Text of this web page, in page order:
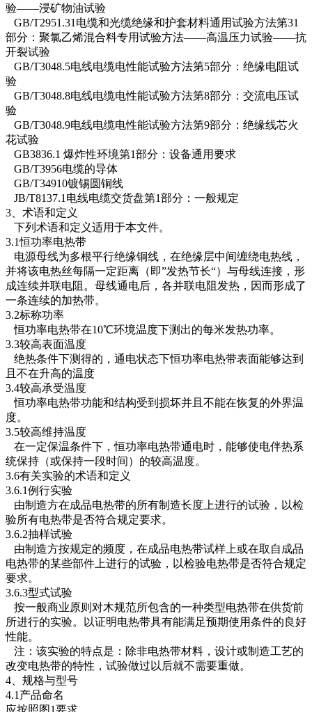
验——浸矿物油试验
GB/T2951.31电缆和光缆绝缘和护套材料通用试验方法第31
部分：聚氯乙烯混合料专用试验方法——高温压力试验——抗
开裂试验
GB/T3048.5电线电缆电性能试验方法第5部分：绝缘电阻试
验
GB/T3048.8电线电缆电性能试验方法第8部分：交流电压试
验
GB/T3048.9电线电缆电性能试验方法第9部分：绝缘线芯火
花试验
GB3836.1 爆炸性环境第1部分：设备通用要求
GB/T3956电缆的导体
GB/T34910镀锡圆铜线
JB/T8137.1电线电缆交货盘第1部分：一般规定
3、术语和定义
下列术语和定义适用于本文件。
3.1恒功率电热带
电源母线为多根平行绝缘铜线，在绝缘层中间缠绕电热线，
并将该电热丝每隔一定距离（即”发热节长“）与母线连接，形
成连续并联电阻。母线通电后，各并联电阻发热，因而形成了
一条连续的加热带。
3.2标称功率
恒功率电热带在10℃环境温度下测出的每米发热功率。
3.3较高表面温度
绝热条件下测得的，通电状态下恒功率电热带表面能够达到
且不在升高的温度
3.4较高承受温度
恒功率电热带功能和结构受到损坏并且不能在恢复的外界温
度。
3.5较高维持温度
在一定保温条件下，恒功率电热带通电时，能够使电伴热系
统保持（或保持一段时间）的较高温度。
3.6有关实验的术语和定义
3.6.1例行实验
由制造方在成品电热带的所有制造长度上进行的试验，以检
验所有电热带是否符合规定要求。
3.6.2抽样试验
由制造方按规定的频度，在成品电热带试样上或在取自成品
电热带的某些部件上进行的试验，以检验电热带是否符合规定
要求。
3.6.3型式试验
按一般商业原则对木规范所包含的一种类型电热带在供货前
所进行的实验。以证明电热带具有能满足预期使用条件的良好
性能。
注：该实验的特点是：除非电热带材料，设计或制造工艺的
改变电热带的特性，试验做过以后就不需要重做。
4、规格与型号
4.1产品命名
应按照图1要求